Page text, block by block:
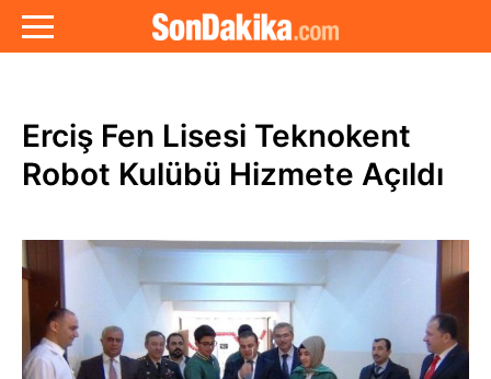
Erciş Fen Lisesi Teknokent
Robot Kulübü Hizmete Açıldı